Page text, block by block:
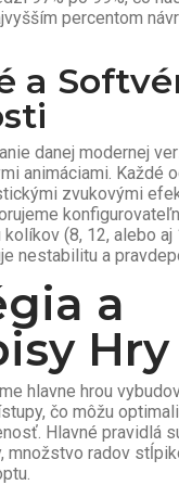
percentom
a
danej modernej
animáciami. Každé
zvukovými
(8, 12, alebo aj
nestabilitu a
a
Hry
hlavne hrou
čo môžu
Hlavné pravidlá
množstvo radov